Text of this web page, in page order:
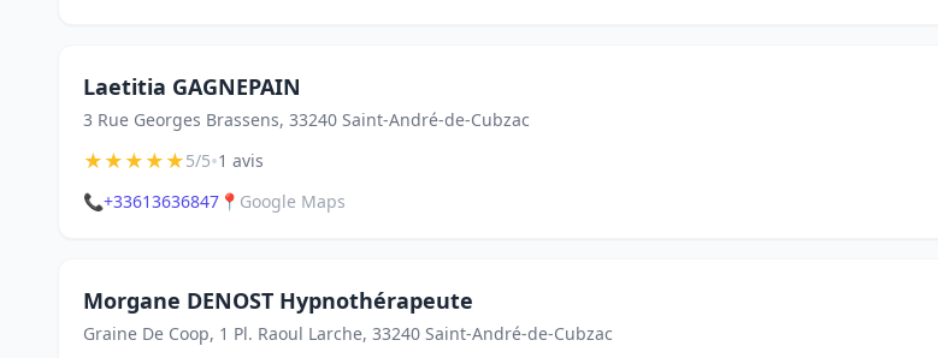
Laetitia GAGNEPAIN
3 Rue Georges Brassens, 33240 Saint-André-de-Cubzac
★★★★★5/5•1 avis
📞+33613636847 📍 Google Maps
Morgane DENOST Hypnothérapeute
Graine De Coop, 1 Pl. Raoul Larche, 33240 Saint-André-de-Cubzac